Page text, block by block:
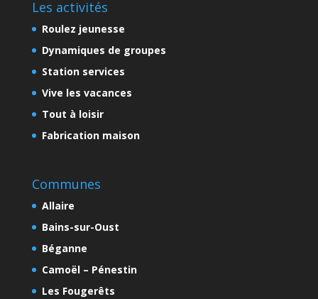
Les activités
Roulez jeunesse
Dynamiques de groupes
Station services
Vive les vacances
Tout à loisir
Fabrication maison
Communes
Allaire
Bains-sur-Oust
Béganne
Camoël – Pénestin
Les Fougerêts